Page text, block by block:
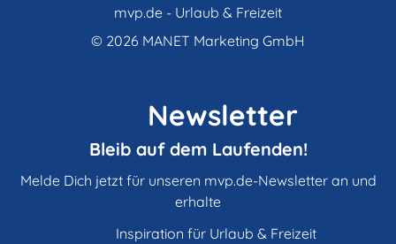
mvp.de - Urlaub & Freizeit
© 2026 MANET Marketing GmbH
Newsletter
Bleib auf dem Laufenden!
Melde Dich jetzt für unseren mvp.de-Newsletter an und
erhalte
Inspiration für Urlaub & Freizeit